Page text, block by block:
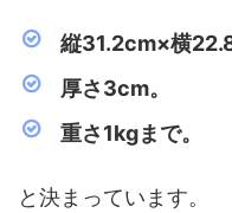
縦31.2cm×横
厚さ3cm。
重さ1kgまで。
と決まっています。